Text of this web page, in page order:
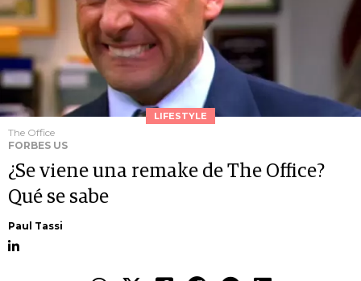
LIFESTYLE
The Office
FORBES US
¿Se viene una remake de The Office?
Qué se sabe
Paul Tassi